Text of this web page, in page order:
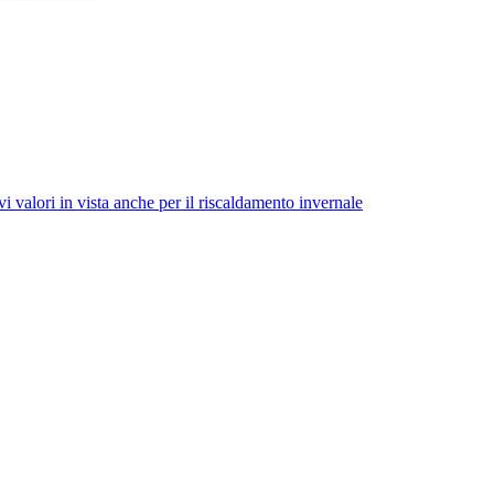
valori in vista anche per il riscaldamento invernale